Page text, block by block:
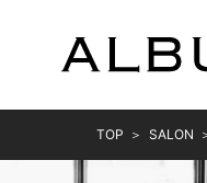
TOP SALON